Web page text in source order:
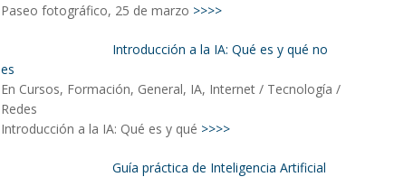
Paseo fotográfico, 25 de marzo >>>>
Introducción a la IA: Qué es y qué no
es
En Cursos, Formación, General, IA, Internet / Tecnología /
Redes
Introducción a la IA: Qué es y qué >>>>
Guía práctica de Inteligencia Artificial